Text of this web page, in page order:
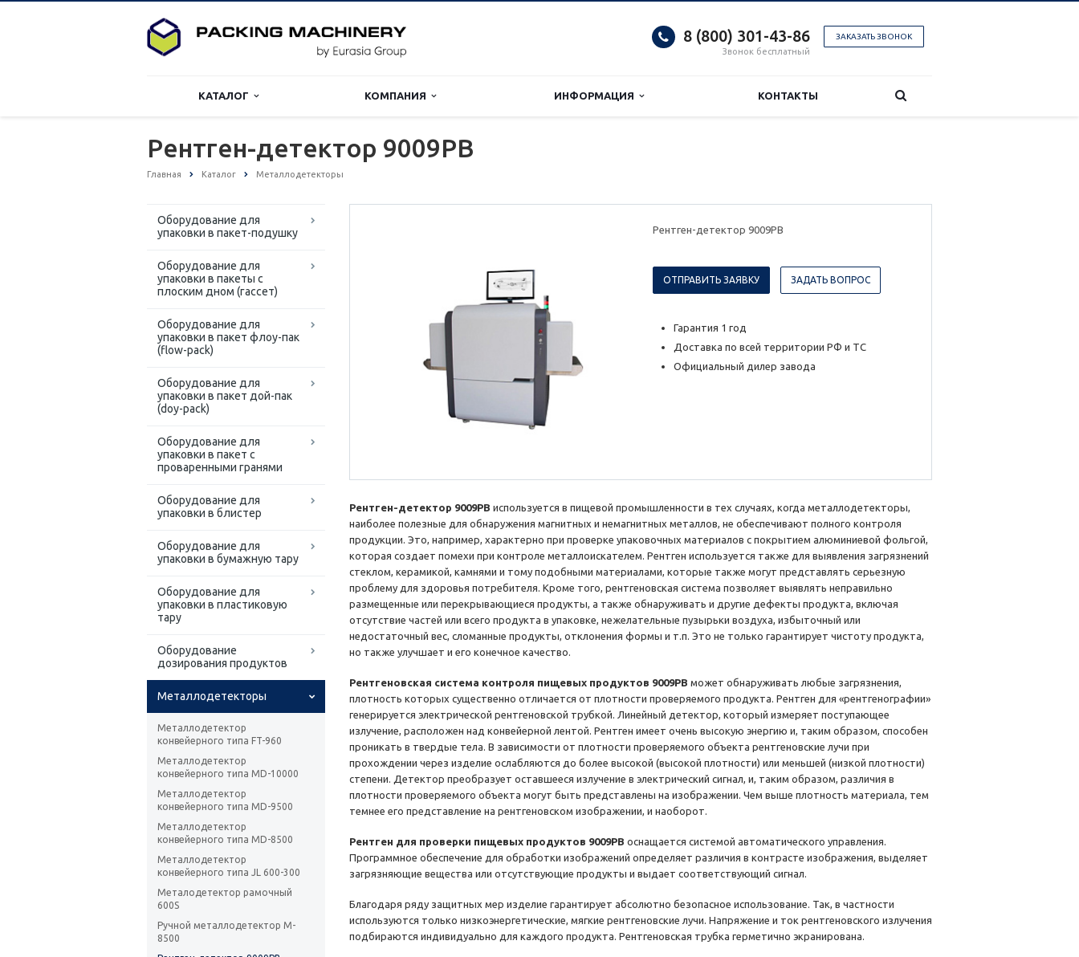
ЗАКАЗАТЬ ЗВОНОК
8 (800) 301-43-86
Звонок бесплатный
КАТАЛОГ КОМПАНИЯ ИНФОРМАЦИЯ КОНТАКТЫ
Рентген-детектор 9009РВ
Главная Каталог Металлодетекторы
Оборудование для
упаковки в пакет-подушку
Оборудование для
упаковки в пакеты с
плоским дном (гассет)
Оборудование для
упаковки в пакет флоу-пак
(flow-pack)
Оборудование для
упаковки в пакет дой-пак
(doy-pack)
Оборудование для
упаковки в пакет с
проваренными гранями
Оборудование для
упаковки в блистер
Оборудование для
упаковки в бумажную тару
Оборудование для
упаковки в пластиковую
тару
Оборудование
дозирования продуктов
Металлодетекторы
Металлодетектор
конвейерного типа FT-960
Металлодетектор
конвейерного типа MD-10000
Металлодетектор
конвейерного типа MD-9500
Металлодетектор
конвейерного типа MD-8500
Металлодетектор
конвейерного типа JL 600-300
Металодетектор рамочный
600S
Ручной металлодетектор M-
8500
Рентген-детектор 9009РВ
ОТПРАВИТЬ ЗАЯВКУ ЗАДАТЬ ВОПРОС
Гарантия 1 год
Доставка по всей территории РФ и ТС
Официальный дилер завода
Рентген-детектор 9009РВ используется в пищевой промышленности в тех случаях, когда металлодетекторы,
наиболее полезные для обнаружения магнитных и немагнитных металлов, не обеспечивают полного контроля
продукции. Это, например, характерно при проверке упаковочных материалов с покрытием алюминиевой фольгой,
которая создает помехи при контроле металлоискателем. Рентген используется также для выявления загрязнений
стеклом, керамикой, камнями и тому подобными материалами, которые также могут представлять серьезную
проблему для здоровья потребителя. Кроме того, рентгеновская система позволяет выявлять неправильно
размещенные или перекрывающиеся продукты, а также обнаруживать и другие дефекты продукта, включая
отсутствие частей или всего продукта в упаковке, нежелательные пузырьки воздуха, избыточный или
недостаточный вес, сломанные продукты, отклонения формы и т.п. Это не только гарантирует чистоту продукта,
но также улучшает и его конечное качество.
Рентгеновская система контроля пищевых продуктов 9009РВ может обнаруживать любые загрязнения,
плотность которых существенно отличается от плотности проверяемого продукта. Рентген для «рентгенографии»
генерируется электрической рентгеновской трубкой. Линейный детектор, который измеряет поступающее
излучение, расположен над конвейерной лентой. Рентген имеет очень высокую энергию и, таким образом, способен
проникать в твердые тела. В зависимости от плотности проверяемого объекта рентгеновские лучи при
прохождении через изделие ослабляются до более высокой (высокой плотности) или меньшей (низкой плотности)
степени. Детектор преобразует оставшееся излучение в электрический сигнал, и, таким образом, различия в
плотности проверяемого объекта могут быть представлены на изображении. Чем выше плотность материала, тем
темнее его представление на рентгеновском изображении, и наоборот.
Рентген для проверки пищевых продуктов 9009РВ оснащается системой автоматического управления.
Программное обеспечение для обработки изображений определяет различия в контрасте изображения, выделяет
загрязняющие вещества или отсутствующие продукты и выдает соответствующий сигнал.
Благодаря ряду защитных мер изделие гарантирует абсолютно безопасное использование. Так, в частности
используются только низкоэнергетические, мягкие рентгеновские лучи. Напряжение и ток рентгеновского излучения
подбираются индивидуально для каждого продукта. Рентгеновская трубка герметично экранирована.